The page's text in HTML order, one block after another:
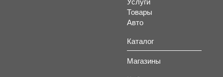
Товары
Авто
Каталог
Магазины